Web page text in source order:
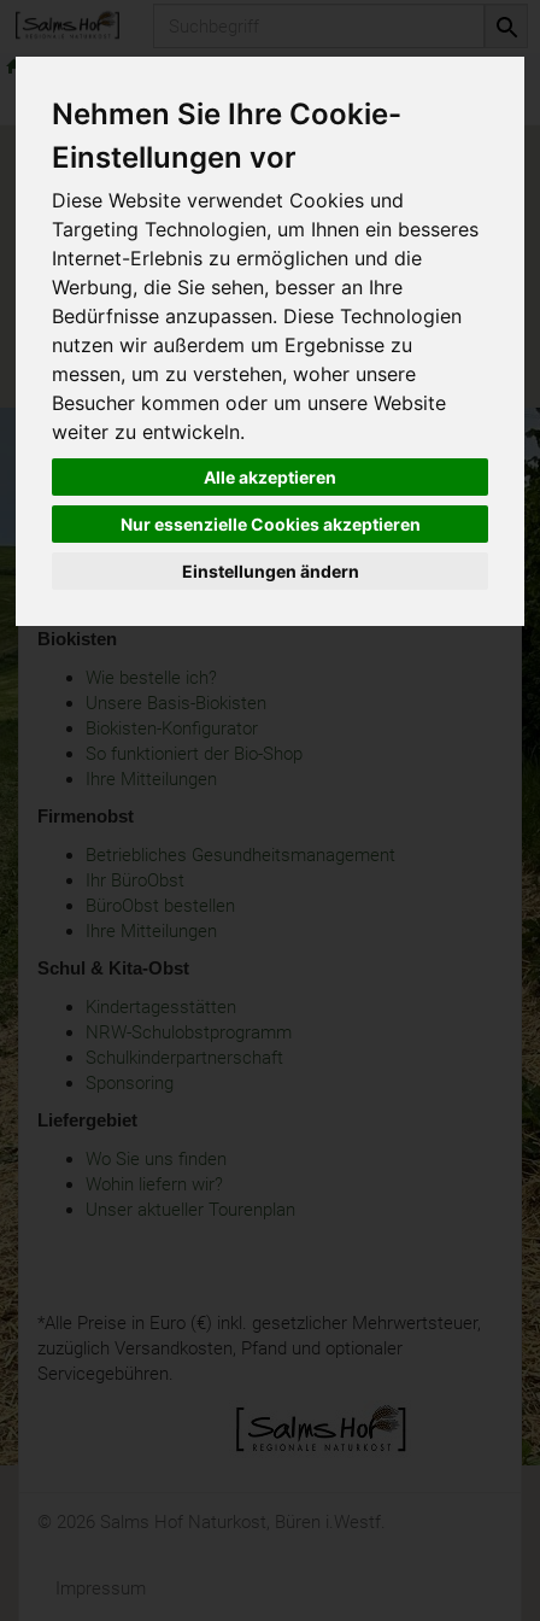
Nehmen Sie Ihre Cookie-
Einstellungen vor
Diese Website verwendet Cookies und
Targeting Technologien, um Ihnen ein besseres
Internet-Erlebnis zu ermöglichen und die
Werbung, die Sie sehen, besser an Ihre
Bedürfnisse anzupassen. Diese Technologien
nutzen wir außerdem um Ergebnisse zu
messen, um zu verstehen, woher unsere
Besucher kommen oder um unsere Website
weiter zu entwickeln.
Alle akzeptieren
Nur essenzielle Cookies akzeptieren
Einstellungen ändern
Produkte Getränke Säfte
Produkt "Voelkel family
Maracuja" nicht verfügbar.
Das von Ihnen gesuchte Produkt ist leider zur Zeit
nicht verfügbar.
Biokisten
Wie bestelle ich?
Unsere Basis-Biokisten
Biokisten-Konfigurator
So funktioniert der Bio-Shop
Ihre Mitteilungen
Firmenobst
Betriebliches Gesundheitsmanagement
Ihr BüroObst
BüroObst bestellen
Ihre Mitteilungen
Schul & Kita-Obst
Kindertagesstätten
NRW-Schulobstprogramm
Schulkinderpartnerschaft
Sponsoring
Liefergebiet
Wo Sie uns finden
Wohin liefern wir?
Unser aktueller Tourenplan
*Alle Preise in Euro (€) inkl. gesetzlicher Mehrwertsteuer,
zuzüglich Versandkosten, Pfand und optionaler
Servicegebühren.
© 2026 Salms Hof Naturkost, Büren i.Westf.
Impressum